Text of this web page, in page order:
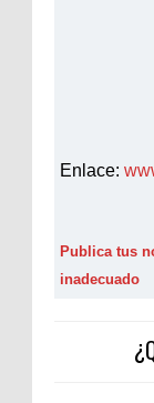
Enlace:
Publica tus
inadecuado